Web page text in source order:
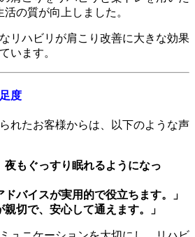
の質が向上しました。
リハビリが肩こり改善に大きな効果
います。
度
れたお客様からは、以下のような声
夜もぐっすり眠れるようになっ
ドバイスが実用的で役立ちます。」
親切で、安心して通えます。」